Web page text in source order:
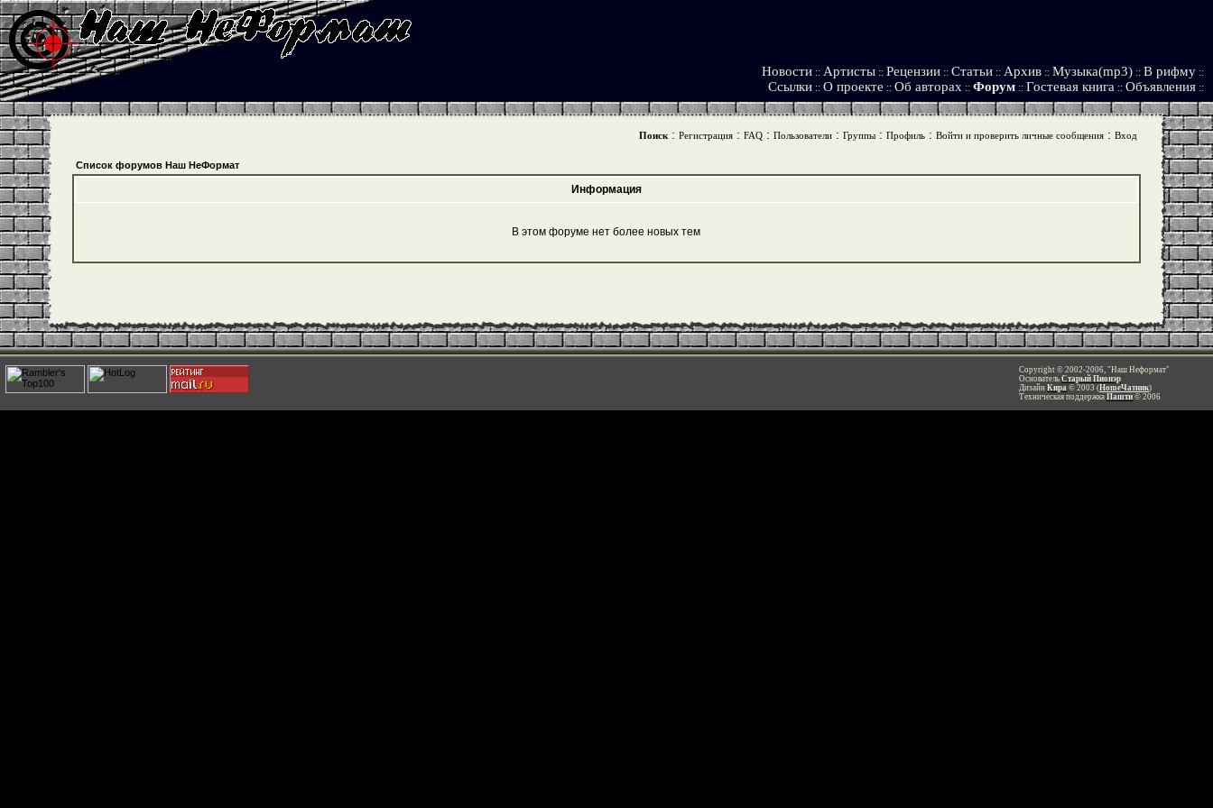
Новости :: Артисты :: Рецензии :: Статьи :: Архив :: Музыка(mp3) :: В рифму ::
Ссылки :: О проекте :: Об авторах :: Форум :: Гостевая книга :: Объявления ::
Поиск: Регистрация: FAQ: Пользователи: Группы: Профиль: Войти и проверить личные сообщения: Вход
Список форумов Наш НеФормат
Информация
В этом форуме нет более новых тем
Copyright © 2002-2006, "Наш Неформат"
Основатель Старый Пионэр
Дизайн Кира © 2003 (HomeЧатник)
Техническая поддержка Пашти © 2006